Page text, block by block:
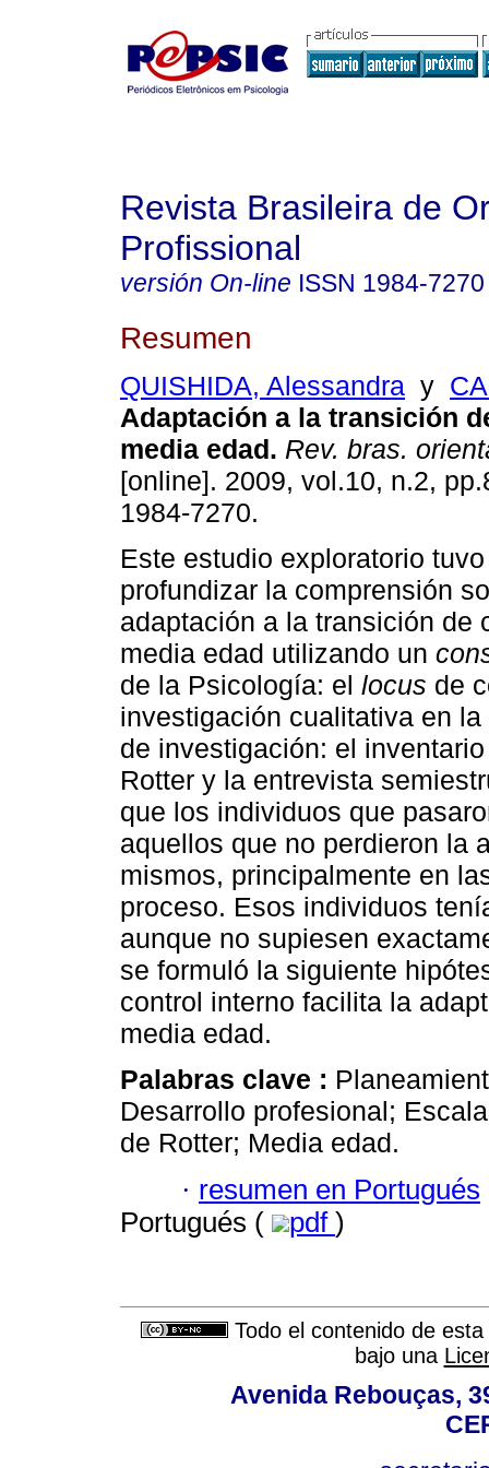
Revista Brasileira de
Profissional
versión On-line ISSN 1984-7270
Resumen
QUISHIDA, Alessandra y
Adaptación a la transición
media edad. Rev. bras.
[online]. 2009, vol.10, n.2,
1984-7270.
Este estudio exploratorio
profundizar la comprensión
adaptación a la transición de
media edad utilizando un
de la Psicología: el locus de
investigación cualitativa en
de investigación: el
Rotter y la entrevista
que los individuos que
aquellos que no perdieron la
mismos, principalmente en
proceso. Esos individuos
aunque no supiesen
se formuló la siguiente
control interno facilita la
media edad.
Palabras clave :
Desarrollo profesional;
de Rotter; Media edad.
· resumen en Portugués
Portugués (
pdf )
Todo el contenido de
bajo una
Avenida Rebouças,